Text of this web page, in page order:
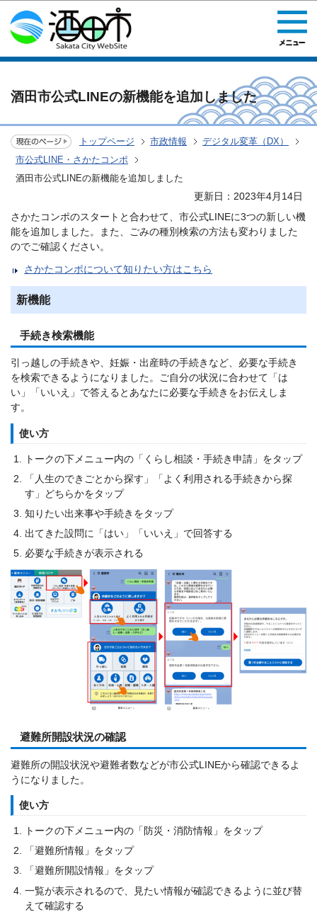
このページの本文へ移動
酒田市公式LINEの新機能を追加しました
トップページ 市政情報
デジタル変革（DX）
市公式LINE・さかたコンポ
酒田市公式LINEの新機能を追加しました
更新日：2023年4月14日
さかたコンポのスタートと合わせて、市公式LINEに3つの新しい機
能を追加しました。また、ごみの種別検索の方法も変わりました
のでご確認ください。
さかたコンポについて知りたい方はこちら
新機能
手続き検索機能
引っ越しの手続きや、妊娠・出産時の手続きなど、必要な手続き
を検索できるようになりました。ご自分の状況に合わせて「は
い」「いいえ」で答えるとあなたに必要な手続きをお伝えしま
す。
使い方
トークの下メニュー内の「くらし相談・手続き申請」をタップ
「人生のできごとから探す」「よく利用される手続きから探
す」どちらかをタップ
知りたい出来事や手続きをタップ
出てきた設問に「はい」「いいえ」で回答する
必要な手続きが表示される
避難所開設状況の確認
避難所の開設状況や避難者数などが市公式LINEから確認できるよ
うになりました。
使い方
トークの下メニュー内の「防災・消防情報」をタップ
「避難所情報」をタップ
「避難所開設情報」をタップ
一覧が表示されるので、見たい情報が確認できるように並び替
えて確認する